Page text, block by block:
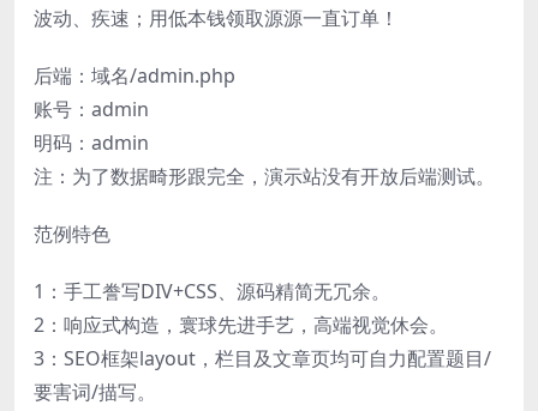
波动、疾速；用低本钱领取源源一直订单！
后端：域名/admin.php
账号：admin
明码：admin
注：为了数据畸形跟完全，演示站没有开放后端测试。
范例特色
1：手工誊写DIV+CSS、源码精简无冗余。
2：响应式构造，寰球先进手艺，高端视觉休会。
3：SEO框架layout，栏目及文章页均可自力配置题目/
要害词/描写。